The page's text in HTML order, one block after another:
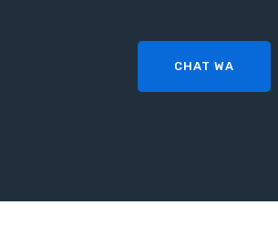
CHAT WA